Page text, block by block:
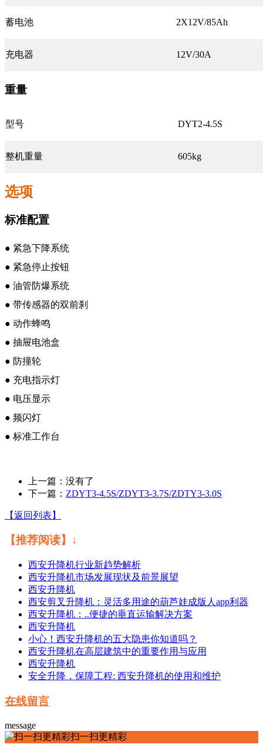
蓄电池 2X12V/85Ah
充电器 12V/30A
重量
型号 DYT2-4.5S
整机重量 605kg
选项
标准配置
● 紧急下降系统
● 紧急停止按钮
● 油管防爆系统
● 带传感器的双前刹
● 动作蜂鸣
● 抽屉电池盒
● 防撞轮
● 充电指示灯
● 电压显示
● 频闪灯
● 标准工作台
上一篇：没有了
下一篇： ZDYT3-4.5S/ZDYT3-3.7S/ZDTY3-3.0S
【返回列表】
【推荐阅读】↓
西安升降机行业新趋势解析
西安升降机市场发展现状及前景展望
西安升降机
西安剪叉升降机：灵活多用途的葫芦娃成版人app利器
西安升降机：..便捷的垂直运输解决方案
西安升降机
小心！西安升降机的五大隐患你知道吗？
西安升降机在高层建筑中的重要作用与应用
西安升降机
安全升降，保障工程: 西安升降机的使用和维护
在线留言
message
扫一扫更精彩